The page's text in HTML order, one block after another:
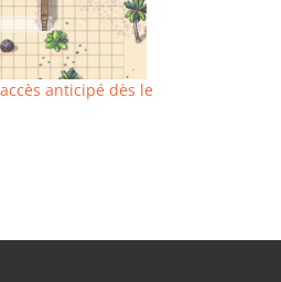
anticipé dès le